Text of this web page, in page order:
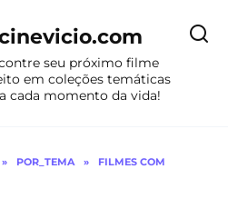
seu próximo filme
em coleções temáticas
cada momento da vida!
» POR_TEMA »
FILMES COM